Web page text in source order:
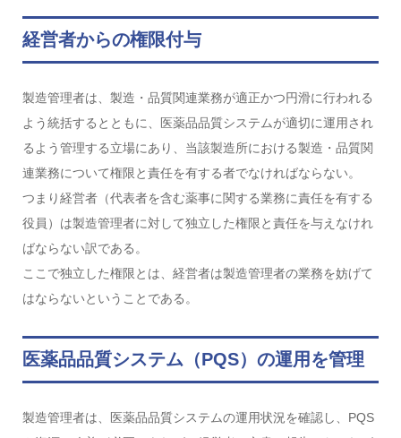
経営者からの権限付与
製造管理者は、製造・品質関連業務が適正かつ円滑に行われる
よう統括するとともに、医薬品品質システムが適切に運用され
るよう管理する立場にあり、当該製造所における製造・品質関
連業務について権限と責任を有する者でなければならない。
つまり経営者（代表者を含む薬事に関する業務に責任を有する
役員）は製造管理者に対して独立した権限と責任を与えなけれ
ばならない訳である。
ここで独立した権限とは、経営者は製造管理者の業務を妨げて
はならないということである。
医薬品品質システム（PQS）の運用を管理
製造管理者は、医薬品品質システムの運用状況を確認し、 PQS